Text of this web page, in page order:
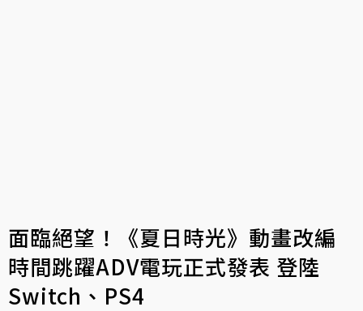
面臨絕望！《夏日時光》動畫改編
時間跳躍ADV電玩正式發表 登陸
Switch、PS4